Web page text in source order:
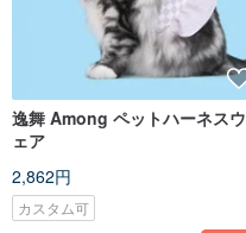
逸舞 Among ペットハーネスウ
ェア
2,862円
カスタム可